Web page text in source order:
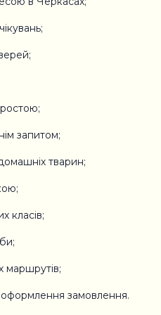
запитом;
тварин;
класів;
маршрутів;
оформлення замовлення.